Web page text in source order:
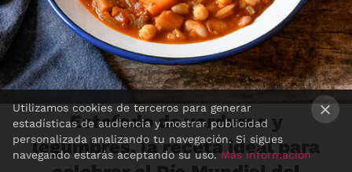
Estofado de verduras y
legumbres, la receta ideal para
Utilizamos cookies de terceros para generar
estadísticas de audiencia y mostrar publicidad
personalizada analizando tu navegación. Si sigues
navegando estarás aceptando su uso.Más información